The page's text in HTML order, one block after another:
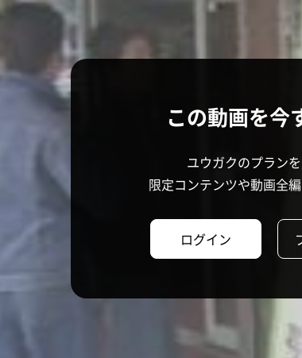
この動画を今
ユウガクのプラン
限定コンテンツや動画全編
ログイン